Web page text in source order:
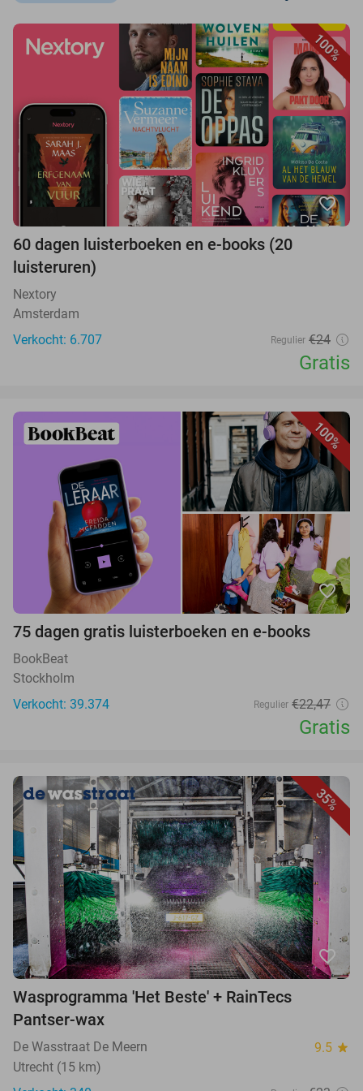
100%
favorite_border
60 dagen luisterboeken en e-books (20
luisteruren)
Nextory
Amsterdam
Verkocht: 6.707
Regulier €24
Gratis
100%
favorite_border
75 dagen gratis luisterboeken en e-books
BookBeat
Stockholm
Verkocht: 39.374
Regulier €22,47
Gratis
35%
favorite_border
Wasprogramma 'Het Beste' + RainTecs
Pantser-wax
De Wasstraat De Meern 9.5 star
Utrecht (15 km)